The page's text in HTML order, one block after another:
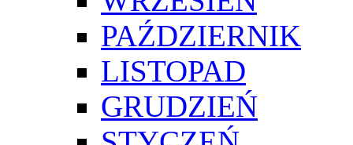
PAŹDZIERNIK
LISTOPAD
GRUDZIEŃ